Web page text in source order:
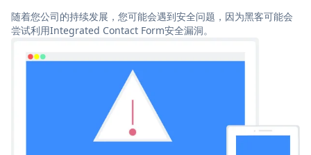
随着您公司的持续发展，您可能会遇到安全问题，因为黑客可能会
尝试利用Integrated Contact Form安全漏洞。